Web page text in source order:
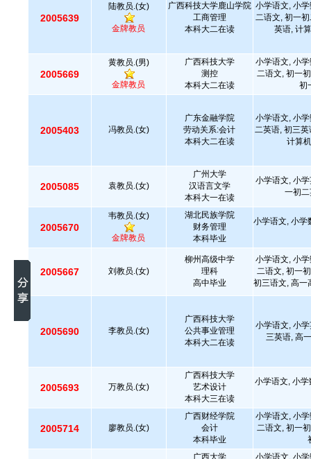
2005639
陆教员.(女)
金牌教员
广西科技大学鹿山学院
工商管理
本科大二在读
小学语文, 小
二语文, 初一
英语, 计
2005669
黄教员.(男)
金牌教员
广西科技大学
测控
本科大二在读
小学语文, 小
二语文, 初一
初
2005403 冯教员.(女)
广东金融学院
劳动关系:会计
本科大二在读
小学语文, 小
二英语, 初三
计算
2005085 袁教员.(女)
广州大学
汉语言文学
本科大一在读
小学语文, 小
一初
2005670
韦教员.(女)
金牌教员
湖北民族学院
财务管理
本科毕业
小学语文, 小学
2005667 刘教员.(女)
柳州高级中学
理科
高中毕业
小学语文, 小
二语文, 初一
初三语文, 高一
2005690 李教员.(女)
广西科技大学
公共事业管理
本科大二在读
小学语文, 小
三英语, 高
2005693 万教员.(女)
广西科技大学
艺术设计
本科大三在读
小学语文, 小
2005714 廖教员.(女)
广西财经学院
会计
本科毕业
小学语文, 小
二语文, 初一
广西大学
小学语文, 小